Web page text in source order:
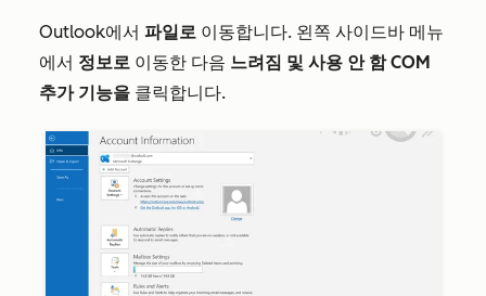
Outlook에서 파일로 이동합니다. 왼쪽 사이드바 메뉴
에서 정보로 이동한 다음 느려짐 및 사용 안 함 COM
추가 기능을 클릭합니다.